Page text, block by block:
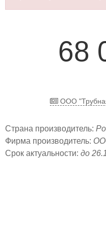
68
ООО
Страна производитель:
Фирма производитель:
Срок актуальности: до